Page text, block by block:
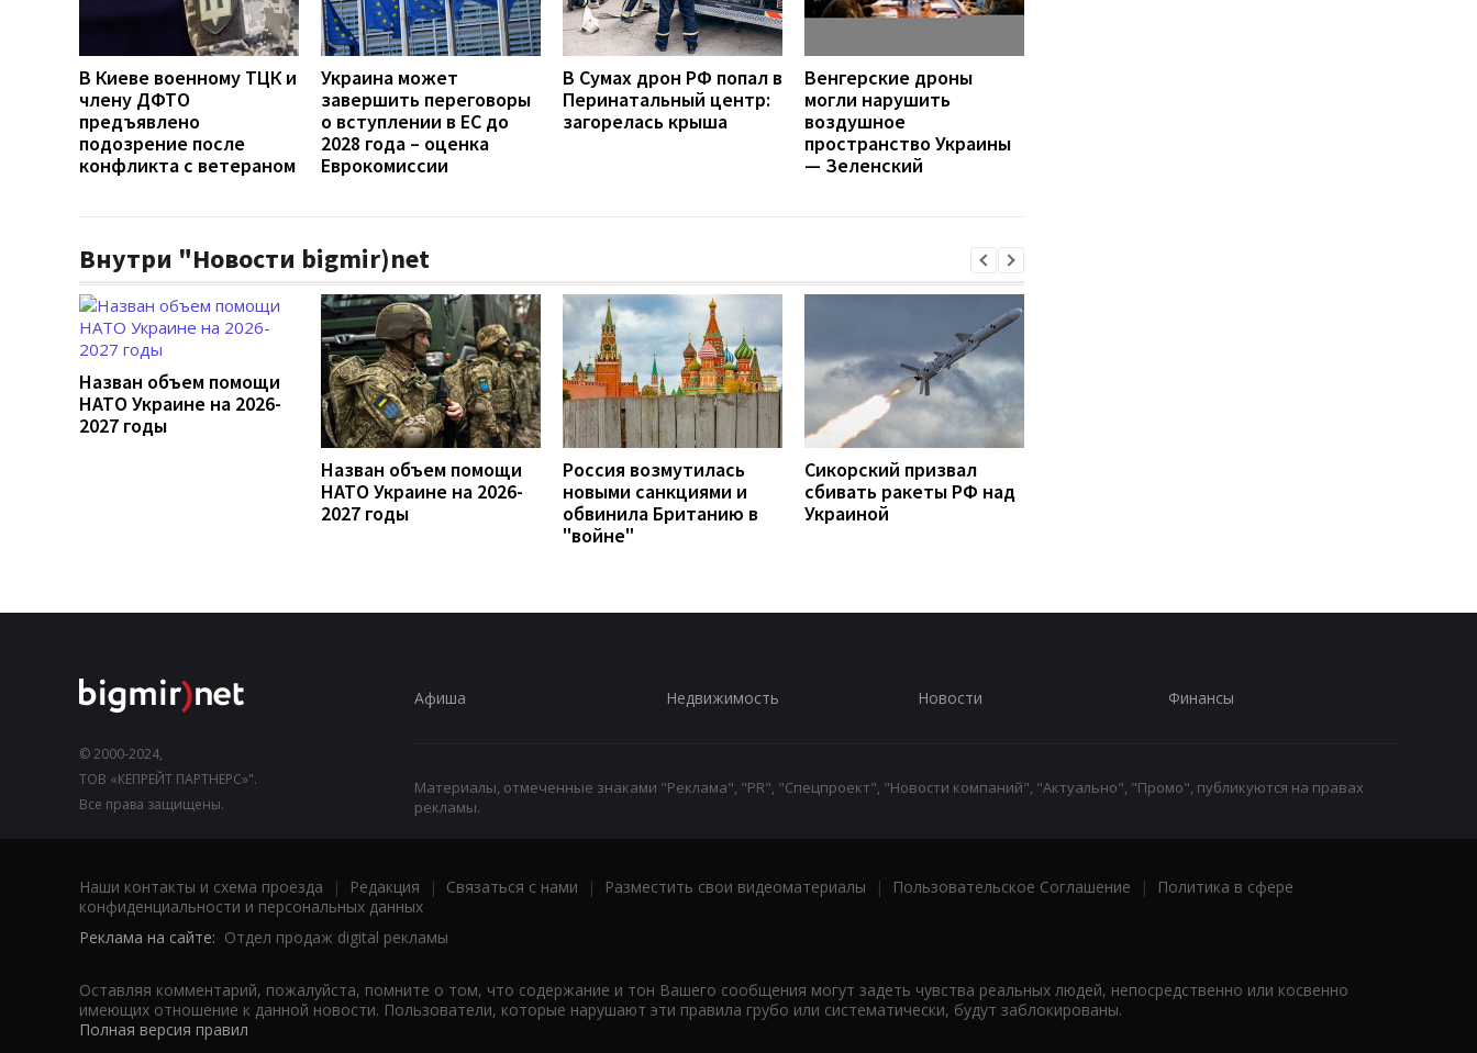
В Киеве военному ТЦК и
члену ДФТО
предъявлено
подозрение после
конфликта с ветераном
Украина может
завершить переговоры
о вступлении в ЕС до
2028 года – оценка
Еврокомиссии
В Сумах дрон РФ попал в
Перинатальный центр:
загорелась крыша
Венгерские дроны
могли нарушить
воздушное
пространство Украины
— Зеленский
Внутри "Новости bigmir)net
Назван объем помощи
НАТО Украине на 2026-
2027 годы
Назван объем помощи
НАТО Украине на 2026-
2027 годы
Россия возмутилась
новыми санкциями и
обвинила Британию в
"войне"
Сикорский призвал
сбивать ракеты РФ над
Украиной
© 2000-2024,
ТОВ «КЕПРЕЙТ ПАРТНЕРС»".
Все права защищены.
Афиша Недвижимость Новости Финансы
Материалы, отмеченные знаками "Реклама", "PR", "Спецпроект", "Новости компаний", "Актуально", "Промо", публикуются на правах
рекламы.
Наши контакты и схема проезда | Редакция | Связаться с нами | Разместить свои видеоматериалы | Пользовательское Соглашение |
Политика в сфере
конфиденциальности и персональных данных
Реклама на сайте: Отдел продаж digital рекламы
Оставляя комментарий, пожалуйста, помните о том, что содержание и тон Вашего сообщения могут задеть чувства реальных людей, непосредственно или косвенно
имеющих отношение к данной новости. Пользователи, которые нарушают эти правила грубо или систематически, будут заблокированы.
Полная версия правил